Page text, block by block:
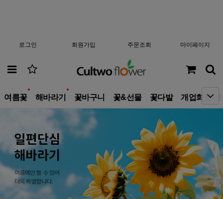
로그인 회원가입 주문조회 마이페이지
여름꽃 해바라기 꽃바구니 꽃&선물 꽃다발 개업화분/